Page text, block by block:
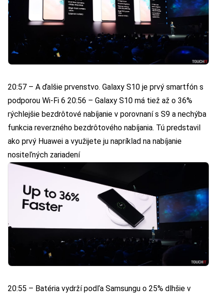
20:57 – A ďalšie prvenstvo. Galaxy S10 je prvý smartfón s
podporou Wi-Fi 6 20:56 – Galaxy S10 má tiež až o 36%
rýchlejšie bezdrôtové nabíjanie v porovnaní s S9 a nechýba
funkcia reverzného bezdrôtového nabíjania. Tú predstavil
ako prvý Huawei a využijete ju napríklad na nabíjanie
nositeľných zariadení
20:55 – Batéria vydrží podľa Samsungu o 25% dlhšie v